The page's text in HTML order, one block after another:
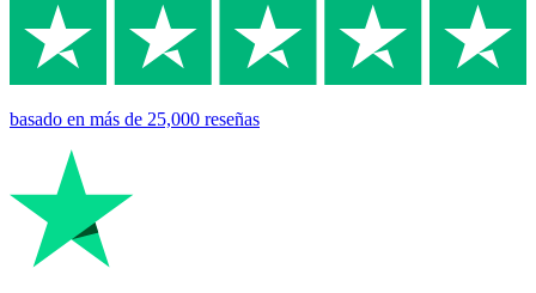
basado en más de 25,000 reseñas